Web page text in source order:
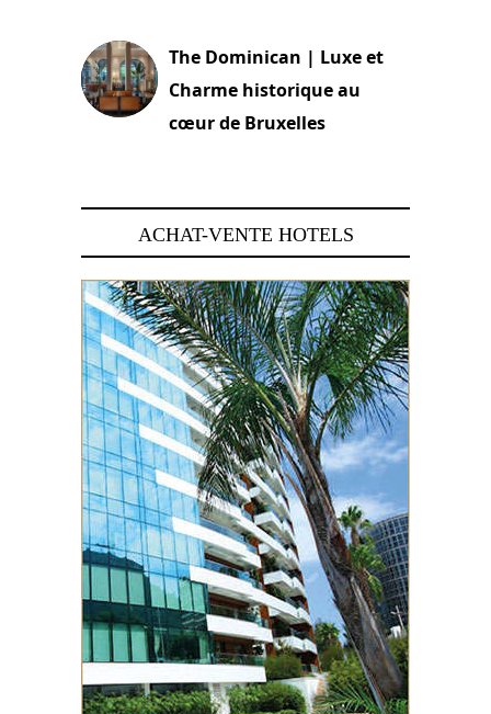
The Dominican | Luxe et
Charme historique au
cœur de Bruxelles
ACHAT-VENTE HOTELS